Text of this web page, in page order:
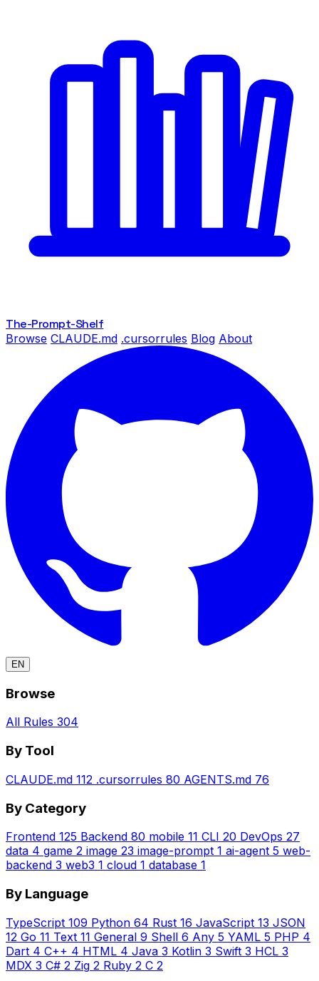
The-Prompt-Shelf
Browse CLAUDE.md .cursorrules Blog About
EN
Browse
All Rules 304
By Tool
CLAUDE.md 112 .cursorrules 80 AGENTS.md 76
By Category
Frontend 125 Backend 80 mobile 11 CLI 20 DevOps 27
data 4 game 2 image 23 image-prompt 1 ai-agent 5 web-
backend 3 web3 1 cloud 1 database 1
By Language
TypeScript 109 Python 64 Rust 16 JavaScript 13 JSON
12 Go 11 Text 11 General 9 Shell 6 Any 5 YAML 5 PHP 4
Dart 4 C++ 4 HTML 4 Java 3 Kotlin 3 Swift 3 HCL 3
MDX 3 C# 2 Zig 2 Ruby 2 C 2